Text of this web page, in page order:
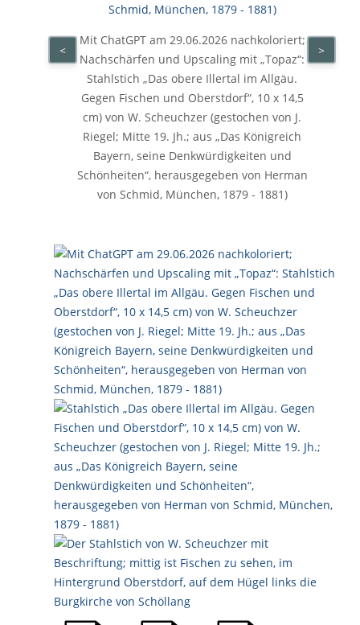
Mit ChatGPT am 29.06.2026 nachkoloriert;
Nachschärfen und Upscaling mit „Topaz“:
Stahlstich „Das obere Illertal im Allgäu.
Gegen Fischen und Oberstdorf“, 10 x 14,5
cm) von W. Scheuchzer (gestochen von J.
Riegel; Mitte 19. Jh.; aus „Das Königreich
Bayern, seine Denkwürdigkeiten und
Schönheiten“, herausgegeben von Herman
von Schmid, München, 1879 - 1881)
< >